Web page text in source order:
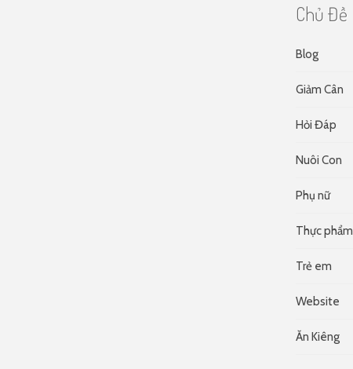
Chủ Đề
Blog
Giảm Cân
Hỏi Đáp
Nuôi Con
Phụ nữ
Thực phẩm
Trẻ em
Website
Ăn Kiêng